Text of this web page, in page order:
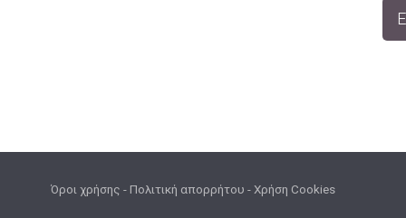
Όροι χρήσης -Πολιτική απορρήτου -Χρήση Cookies